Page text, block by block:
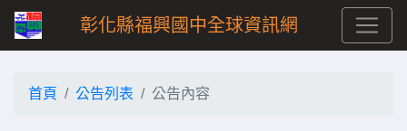
彰化縣福興國中全球資訊網
首頁 公告列表 公告內容